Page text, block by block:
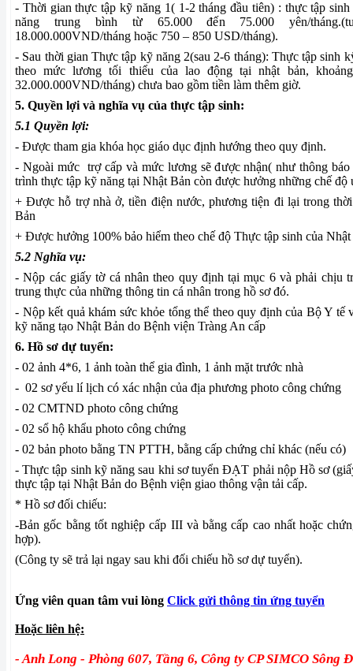
- Thời gian thực tập kỹ năng 1( 1-2 tháng đầu tiên) : thực tập
năng trung bình từ 65.000 đến 75.000 yên/
18.000.000VND/tháng hoặc 750 – 850 USD/tháng).
- Sau thời gian Thực tập kỹ năng 2(sau 2-6 tháng): Thực tập sinh
theo mức lương tối thiểu của lao động tại nhật bản, khoảng
32.000.000VND/tháng) chưa bao gồm tiền làm thêm giờ.
5. Quyền lợi và nghĩa vụ của thực tập sinh:
5.1 Quyền lợi:
- Được tham gia khóa học giáo dục định hướng theo quy định.
- Ngoài mức trợ cấp và mức lương sẽ được nhận( như thông
trình thực tập kỹ năng tại Nhật Bản còn được hưởng những chế độ
+ Được hỗ trợ nhà ở, tiền điện nước, phương tiện đi lại trong
Bản
+ Được hưởng 100% bảo hiểm theo chế độ Thực tập sinh của
5.2 Nghĩa vụ:
- Nộp các giấy tờ cá nhân theo quy định tại mục 6 và phải chịu
trung thực của những thông tin cá nhân trong hồ sơ đó.
- Nộp kết quả khám sức khỏe tổng thể theo quy định của Bộ Y tế
kỹ năng tạo Nhật Bản do Bệnh viện Tràng An cấp
6. Hồ sơ dự tuyển:
- 02 ảnh 4*6, 1 ảnh toàn thể gia đình, 1 ảnh mặt trước nhà
- 02 sơ yếu lí lịch có xác nhận của địa phương photo công chứng
- 02 CMTND photo công chứng
- 02 sổ hộ khẩu photo công chứng
- 02 bản photo bằng TN PTTH, bằng cấp chứng chỉ khác (nếu có)
- Thực tập sinh kỹ năng sau khi sơ tuyển ĐẠT phải nộp Hồ sơ
thực tập tại Nhật Bản do Bệnh viện giao thông vận tải cấp.
* Hồ sơ đối chiếu:
-Bản gốc bằng tốt nghiệp cấp III và bằng cấp cao nhất hoặc
hợp).
(Công ty sẽ trả lại ngay sau khi đối chiếu hồ sơ dự tuyển).
Ứng viên quan tâm vui lòng Click gửi thông tin ứng tuyển
Hoặc liên hệ:
- Anh Long - Phòng 607, Tầng 6, Công ty CP SIMCO Sông